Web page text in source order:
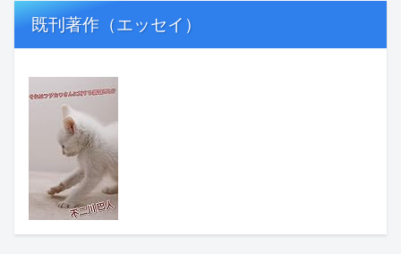
既刊著作（エッセイ）